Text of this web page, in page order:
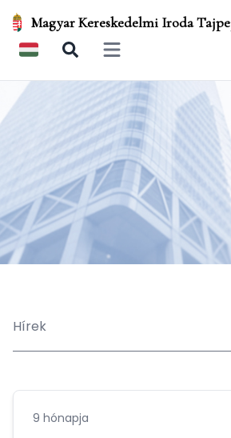
Magyar Kereskedelmi Iroda
Open main menu
Hírek
9 hónapja